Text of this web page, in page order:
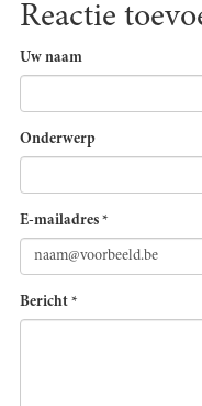
Reactie
Uw naam
Onderwerp
E-mailadres *
Bericht *